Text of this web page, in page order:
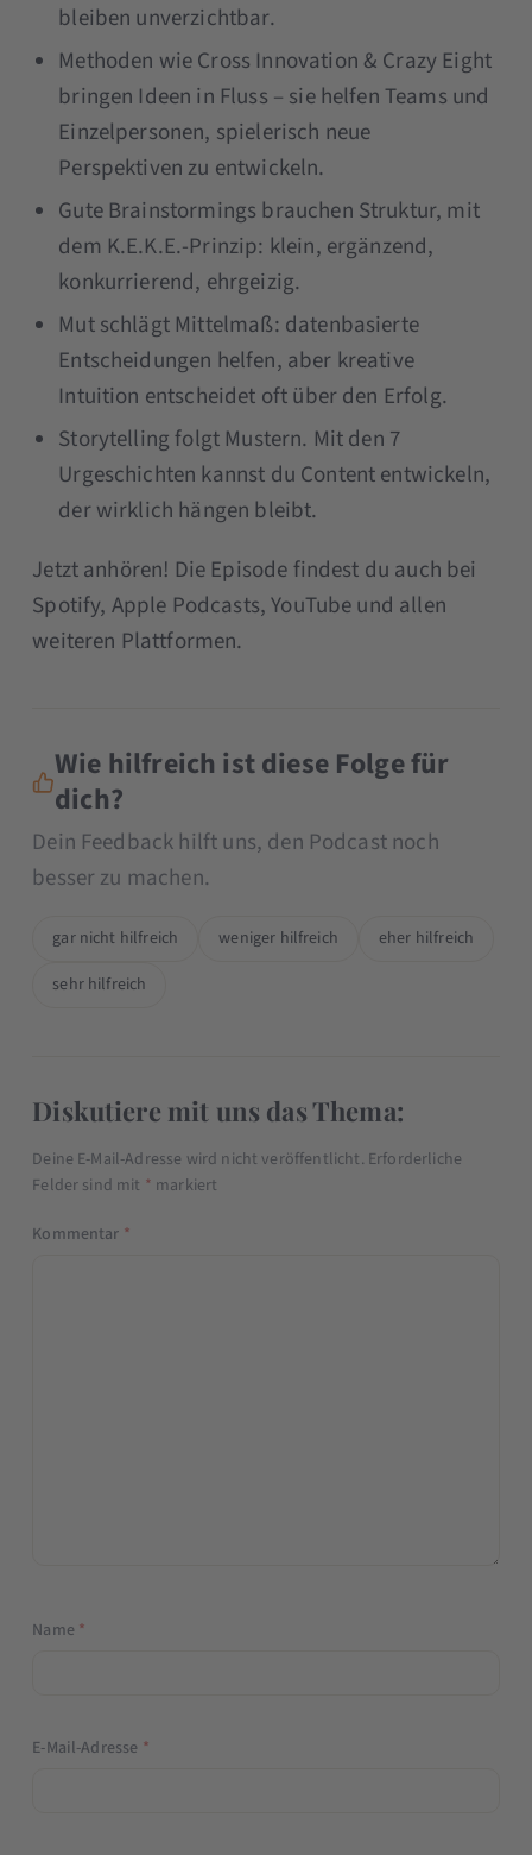
bleiben unverzichtbar.
Methoden wie Cross Innovation & Crazy Eight
bringen Ideen in Fluss – sie helfen Teams und
Einzelpersonen, spielerisch neue
Perspektiven zu entwickeln.
Gute Brainstormings brauchen Struktur, mit
dem K.E.K.E.-Prinzip: klein, ergänzend,
konkurrierend, ehrgeizig.
Mut schlägt Mittelmaß: datenbasierte
Entscheidungen helfen, aber kreative
Intuition entscheidet oft über den Erfolg.
Storytelling folgt Mustern. Mit den 7
Urgeschichten kannst du Content entwickeln,
der wirklich hängen bleibt.
Jetzt anhören! Die Episode findest du auch bei
Spotify, Apple Podcasts, YouTube und allen
weiteren Plattformen.
Wie hilfreich ist diese Folge für
dich?
Dein Feedback hilft uns, den Podcast noch
besser zu machen.
gar nicht hilfreich weniger hilfreich
eher hilfreich
sehr hilfreich
Diskutiere mit uns das Thema:
Deine E-Mail-Adresse wird nicht veröffentlicht. Erforderliche
Felder sind mit * markiert
Kommentar *
Name *
E-Mail-Adresse *